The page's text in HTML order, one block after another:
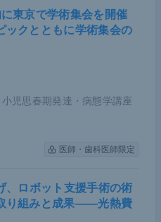
東京で学術集会を開催
クとともに学術集会の
児思春期発達・病態学講座
医師・歯科医師限定
、ロボット支援手術の術
り組みと成果――光熱費